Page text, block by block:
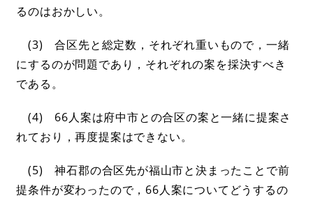
るのはおかしい。
(3) 合区先と総定数，それぞれ重いもので，一緒
にするのが問題であり，それぞれの案を採決すべき
である。
(4) 66人案は府中市との合区の案と一緒に提案さ
れており，再度提案はできない。
(5) 神石郡の合区先が福山市と決まったことで前
提条件が変わったので，66人案についてどうするの